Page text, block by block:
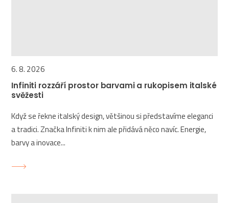
6. 8. 2026
Infiniti rozzáří prostor barvami a rukopisem italské
svěžesti
Když se řekne italský design, většinou si představíme eleganci
a tradici. Značka Infiniti k nim ale přidává něco navíc. Energie,
barvy a inovace...